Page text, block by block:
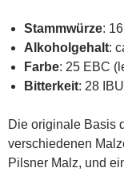
Stammwürze:
Alkoholgehalt:
Farbe: 25 EBC
Bitterkeit: 28 IBU
Die originale Basis
verschiedenen
Pilsner Malz, und